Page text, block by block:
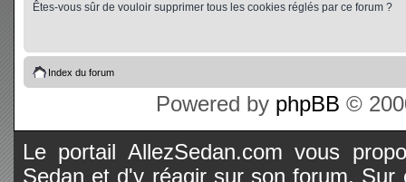
Êtes-vous sûr de vouloir supprimer tous les cookies réglés par ce forum ?
Index du forum
Powered by phpBB ©
Le portail AllezSedan.com vous
Sedan et d'y réagir sur son forum.